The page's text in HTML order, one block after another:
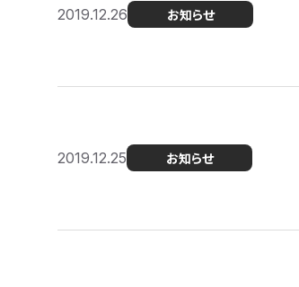
2019.12.26 お知らせ
2019.12.25 お知らせ